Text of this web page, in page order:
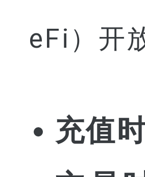
eFi）开
充值